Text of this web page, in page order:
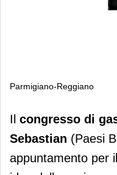
Parmigiano-Reggiano
Parmigiano-
Il congresso di
Sebastian (Paesi
appuntamento per